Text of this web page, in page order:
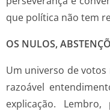
que política não tem
OS NULOS,
Um universo de
razoável
explicação.